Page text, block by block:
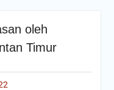
oleh
Timur